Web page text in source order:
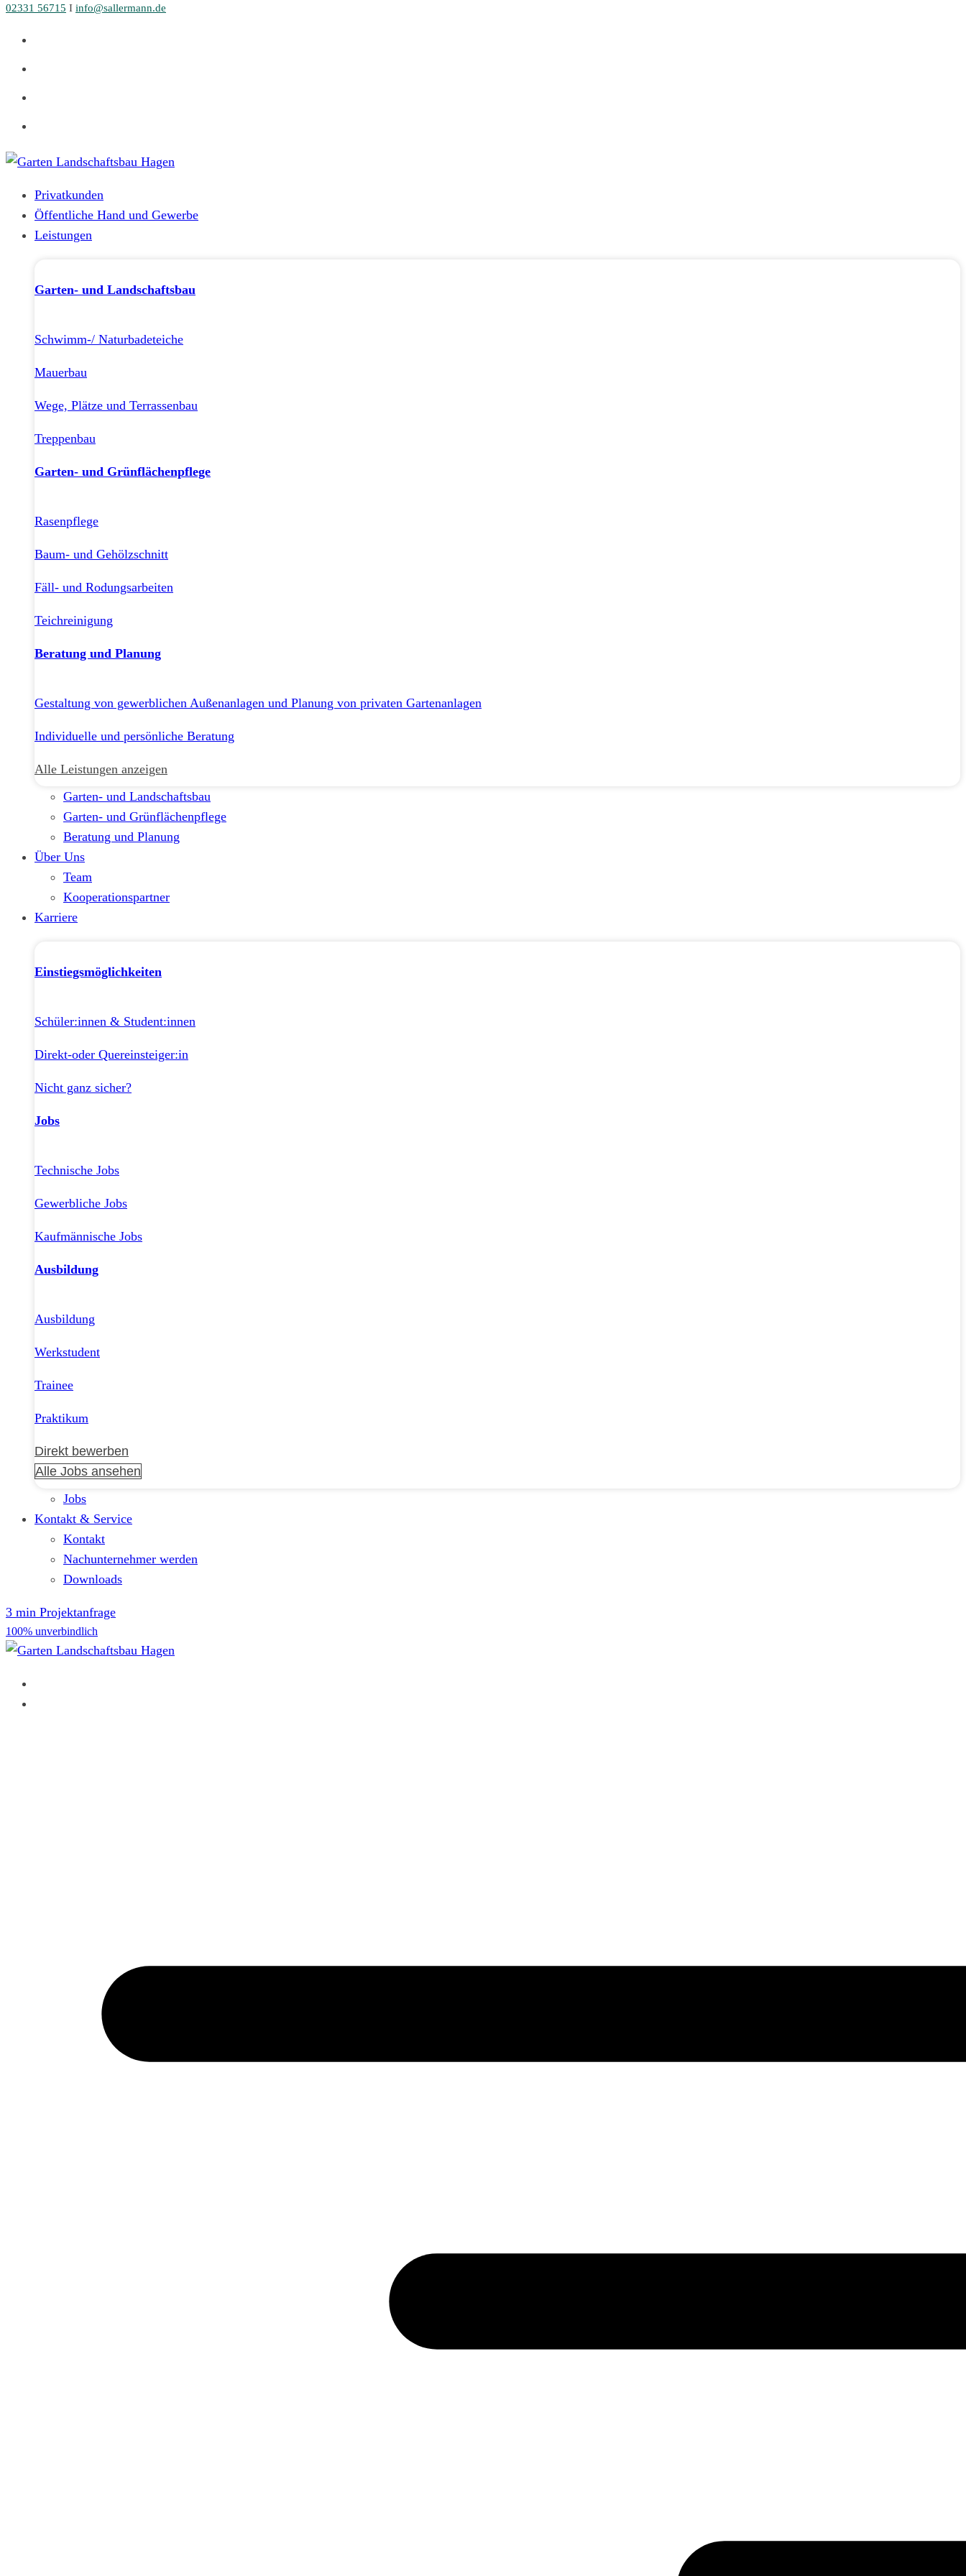
Zum
Inhalt
02331 56715 I info@sallermann.de
Privatkunden
Öffentliche Hand und Gewerbe
Leistungen
Garten- und Landschaftsbau
Schwimm-/ Naturbadeteiche
Mauerbau
Wege, Plätze und Terrassenbau
Treppenbau
Garten- und Grünflächenpflege
Rasenpflege
Baum- und Gehölzschnitt
Fäll- und Rodungsarbeiten
Teichreinigung
Beratung und Planung
Gestaltung von gewerblichen Außenanlagen und Planung von privaten Gartenanlagen
Individuelle und persönliche Beratung
Alle Leistungen anzeigen
Garten- und Landschaftsbau
Garten- und Grünflächenpflege
Beratung und Planung
Über Uns
Team
Kooperationspartner
Karriere
Einstiegsmöglichkeiten
Schüler:innen & Student:innen
Direkt-oder Quereinsteiger:in
Nicht ganz sicher?
Jobs
Technische Jobs
Gewerbliche Jobs
Kaufmännische Jobs
Ausbildung
Ausbildung
Werkstudent
Trainee
Praktikum
Direkt bewerben
Alle Jobs ansehen
Jobs
Kontakt & Service
Kontakt
Nachunternehmer werden
Downloads
3 min Projektanfrage
100% unverbindlich